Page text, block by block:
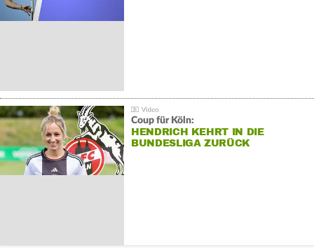
Coup für Köln:
HENDRICH KEHRT IN DIE
BUNDESLIGA ZURÜCK